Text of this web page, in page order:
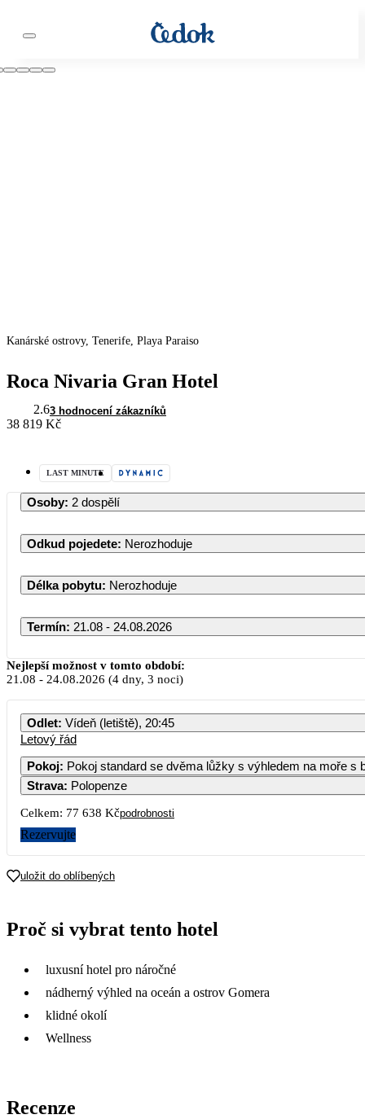
Kanárské ostrovy, Tenerife, Playa Paraiso
Roca Nivaria Gran Hotel
2.63 hodnocení zákazníků
38 819 Kč
LAST MINUTE
Osoby: 2 dospělí
Odkud pojedete: Nerozhoduje
Délka pobytu: Nerozhoduje
Termín: 21.08 - 24.08.2026
Srpen 2026
PO ÚT ST ČT PÁ
30 699 37 319
24 039
Nejlepší možnost v tomto období:
21.08 - 24.08.2026 (4 dny, 3 noci)
Odlet: Vídeň (letiště), 20:45
Letový řád
Pokoj: Pokoj standard se dvěma lůžky s výhledem na moře s
Strava: Polopenze
Celkem: 77 638 Kčpodrobnosti
Rezervujte
uložit do oblíbených
Proč si vybrat tento hotel
luxusní hotel pro náročné
nádherný výhled na oceán a ostrov Gomera
klidné okolí
Wellness
Recenze